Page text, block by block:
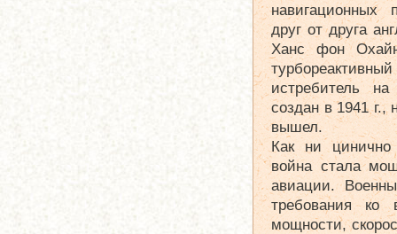
навигационных
друг от друга
Ханс фон
истребитель
создан в 1941 г.,
вышел.
Как ни цинично
война стала
авиации.
требования ко
мощности,